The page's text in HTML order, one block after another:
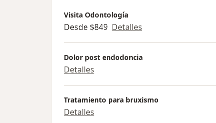
Visita Odontología
Desde $849 Detalles
Dolor post endodoncia
Detalles
Tratamiento para bruxismo
Detalles